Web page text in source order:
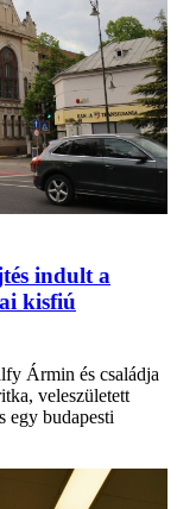
indult a
kisfiú
Ármin és családja
veleszületett
egy budapesti